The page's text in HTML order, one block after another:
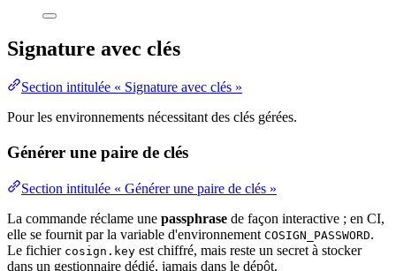
Signature avec clés
Section intitulée « Signature avec clés »
Pour les environnements nécessitant des clés gérées.
Générer une paire de clés
Section intitulée « Générer une paire de clés »
La commande réclame une passphrase de façon interactive ; en CI,
elle se fournit par la variable d'environnement COSIGN_PASSWORD.
Le fichier cosign.key est chiffré, mais reste un secret à stocker
dans un gestionnaire dédié, jamais dans le dépôt.